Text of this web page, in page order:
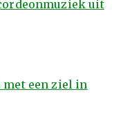
uit
een ziel in